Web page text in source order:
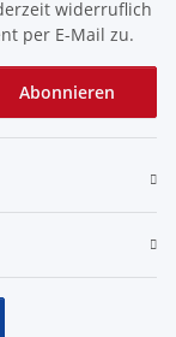
widerruflich
per E-Mail zu.
Abonnieren